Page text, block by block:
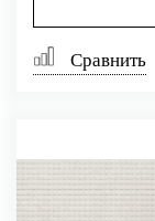
Сравнить